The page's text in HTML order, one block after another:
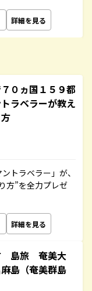
詳細を見る
０ヵ国１５９都
ラベラーが教え
トラベラー」が、
方”を全力プレゼ
詳細を見る
島旅 奄美大
島（奄美群島